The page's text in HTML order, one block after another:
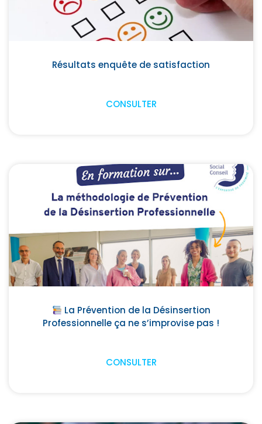
Résultats enquête de satisfaction
CONSULTER
La Prévention de la Désinsertion
Professionnelle ça ne s’improvise pas !
CONSULTER